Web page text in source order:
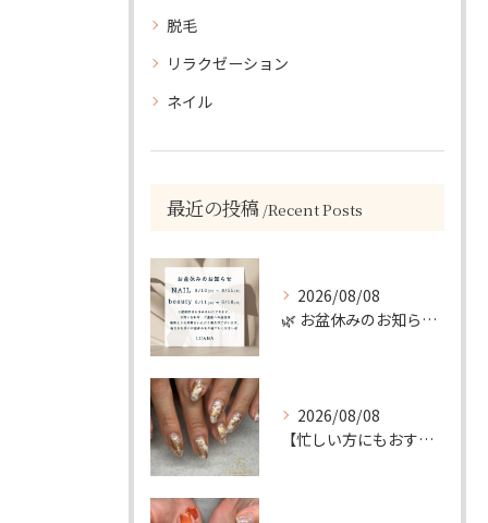
脱毛
リラクゼーション
ネイル
最近の投稿 Recent Posts
2026/08/08
🌿 お盆休みのお知らせ 🌿
2026/08/08
【忙しい方にもおすすめ】ゴールド＆ホワイトの大人ニュアンスホイルネイル